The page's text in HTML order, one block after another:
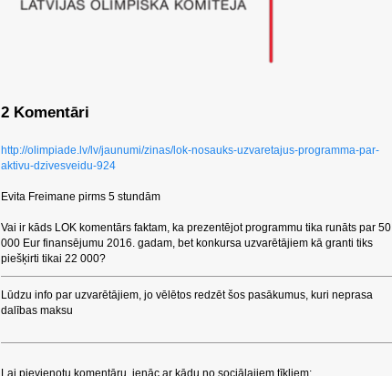
2 Komentāri
http://olimpiade.lv/lv/jaunumi/zinas/lok-nosauks-uzvaretajus-programma-par-
aktivu-dzivesveidu-924
Evita Freimane pirms 5 stundām
Vai ir kāds LOK komentārs faktam, ka prezentējot programmu tika runāts par 50
000 Eur finansējumu 2016. gadam, bet konkursa uzvarētājiem kā granti tiks
piešķirti tikai 22 000?
Lūdzu info par uzvarētājiem, jo vēlētos redzēt šos pasākumus, kuri neprasa
dalības maksu